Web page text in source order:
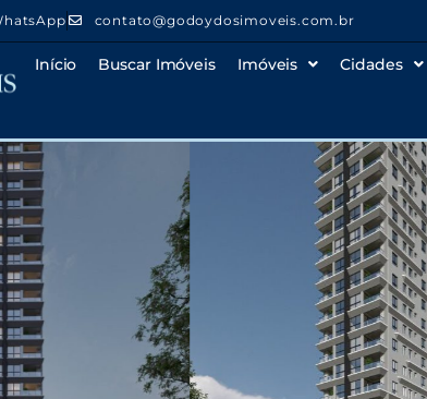
contato@godoydosimoveis.com.br
Início Buscar Imóveis Imóveis Cidades